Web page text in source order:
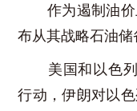
作为遏制油价
布从其战略石油储
美国和以色列2
行动，伊朗对以